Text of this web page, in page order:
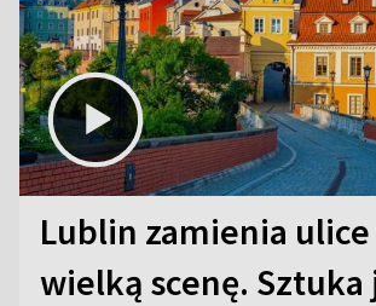
Lublin zamienia
wielką scenę. Sztuka